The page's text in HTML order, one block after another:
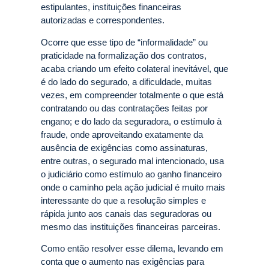
estipulantes, instituições financeiras
autorizadas e correspondentes.
Ocorre que esse tipo de “informalidade” ou
praticidade na formalização dos contratos,
acaba criando um efeito colateral inevitável, que
é do lado do segurado, a dificuldade, muitas
vezes, em compreender totalmente o que está
contratando ou das contratações feitas por
engano; e do lado da seguradora, o estímulo à
fraude, onde aproveitando exatamente da
ausência de exigências como assinaturas,
entre outras, o segurado mal intencionado, usa
o judiciário como estímulo ao ganho financeiro
onde o caminho pela ação judicial é muito mais
interessante do que a resolução simples e
rápida junto aos canais das seguradoras ou
mesmo das instituições financeiras parceiras.
Como então resolver esse dilema, levando em
conta que o aumento nas exigências para